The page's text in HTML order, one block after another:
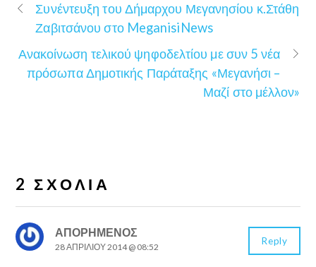
Συνέντευξη του Δήμαρχου Μεγανησίου κ.Στάθη
Ζαβιτσάνου στο MeganisiNews
Ανακοίνωση τελικού ψηφοδελτίου με συν 5 νέα
πρόσωπα Δημοτικής Παράταξης «Μεγανήσι –
Μαζί στο μέλλον»
2 ΣΧΌΛΙΑ
ΑΠΟΡΗΜΕΝΟΣ
28 ΑΠΡΙΛΊΟΥ 2014 @ 08:52
Reply